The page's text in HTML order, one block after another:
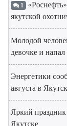
1
якутской
Молодой
девочке и напал
Энергетики
августа в
Яркий
Якутске